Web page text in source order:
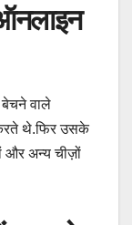
वाले
करते थे.फिर उसके
और अन्य चीज़ों